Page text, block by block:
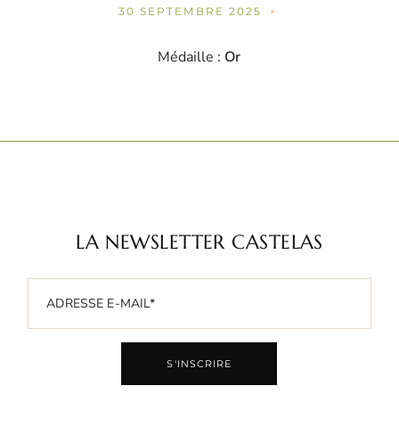
30 SEPTEMBRE 2025
Médaille : Or
LA NEWSLETTER CASTELAS
S'INSCRIRE